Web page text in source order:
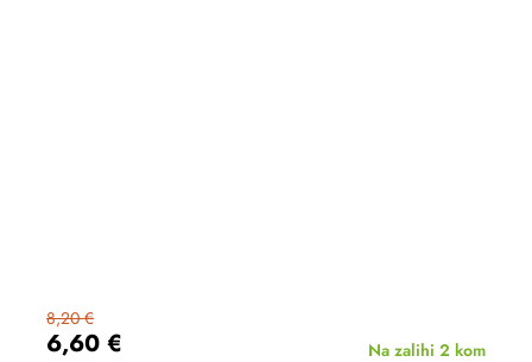
6,60 €
8,20 €
Na zalihi 2 kom